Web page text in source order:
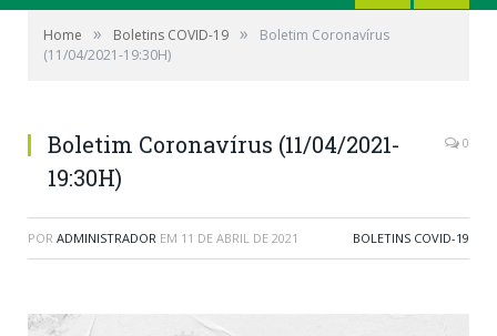
Home » Boletins COVID-19 »
Boletim Coronavírus
(11/04/2021-19:30H)
Boletim Coronavírus (11/04/2021-
19:30H)
0
POR ADMINISTRADOR EM 11 DE ABRIL DE 2021 BOLETINS COVID-19